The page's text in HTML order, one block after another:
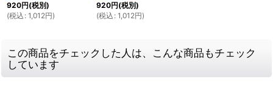
920円(税別)
(税込 : 1,012円)
920円(税別)
(税込 : 1,012円)
この商品をチェックした人は、こんな商品もチェック
しています